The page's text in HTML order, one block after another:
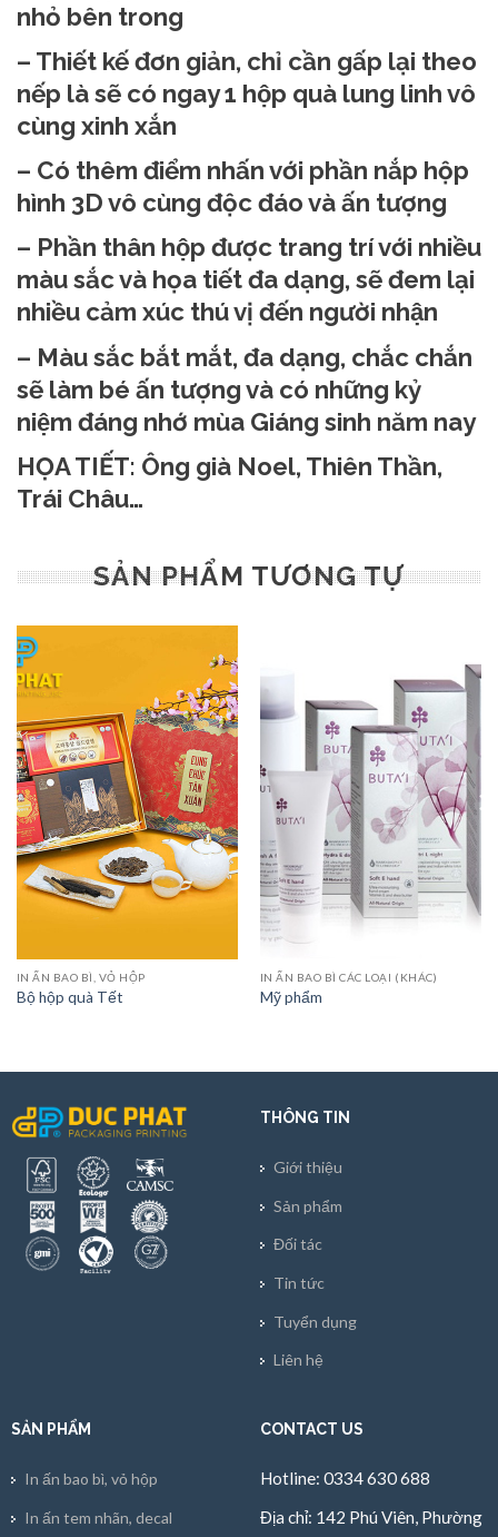
nhỏ bên trong
– Thiết kế đơn giản, chỉ cần gấp lại theo
nếp là sẽ có ngay 1 hộp quà lung linh vô
cùng xinh xắn
– Có thêm điểm nhấn với phần nắp hộp
hình 3D vô cùng độc đáo và ấn tượng
– Phần thân hộp được trang trí với nhiều
màu sắc và họa tiết đa dạng, sẽ đem lại
nhiều cảm xúc thú vị đến người nhận
– Màu sắc bắt mắt, đa dạng, chắc chắn
sẽ làm bé ấn tượng và có những kỷ
niệm đáng nhớ mùa Giáng sinh năm nay
HỌA TIẾT: Ông già Noel, Thiên Thần,
Trái Châu…
SẢN PHẨM TƯƠNG TỰ
IN ẤN BAO BÌ, VỎ HỘP
Bộ hộp quà Tết
IN ẤN BAO BÌ CÁC LOẠI (KHÁC)
Mỹ phẩm
THÔNG TIN
Giới thiệu
Sản phẩm
Đối tác
Tin tức
Tuyển dụng
Liên hệ
SẢN PHẨM
In ấn bao bì, vỏ hộp
In ấn tem nhãn, decal
CONTACT US
Hotline: 0334 630 688
Địa chỉ: 142 Phú Viên, Phường